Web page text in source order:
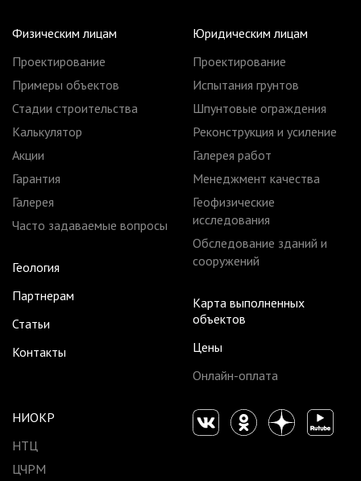
Физическим лицам
Проектирование
Примеры объектов
Стадии строительства
Калькулятор
Акции
Гарантия
Галерея
Часто задаваемые вопросы
Геология
Партнерам
Статьи
Контакты
Юридическим лицам
Проектирование
Испытания грунтов
Шпунтовые ограждения
Реконструкция и усиление
Галерея работ
Менеджмент качества
Геофизические
исследования
Обследование зданий и
сооружений
Карта выполненных
объектов
Цены
Онлайн-оплата
НИОКР
НТЦ
ЦЧРМ